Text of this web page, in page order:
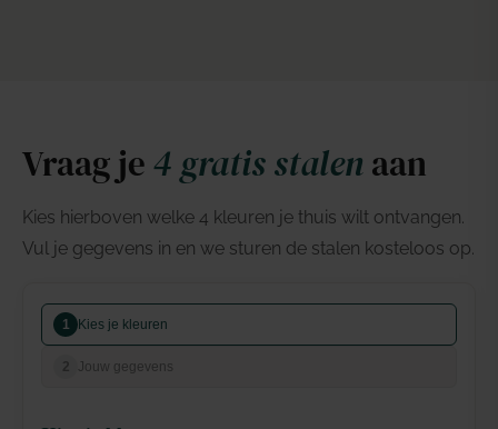
Vraag je4 gratis stalenaan
Kies hierboven welke 4 kleuren je thuis wilt ontvangen.
Vul je gegevens in en we sturen de stalen kosteloos op.
1 Kies je kleuren
Jouw gegevens